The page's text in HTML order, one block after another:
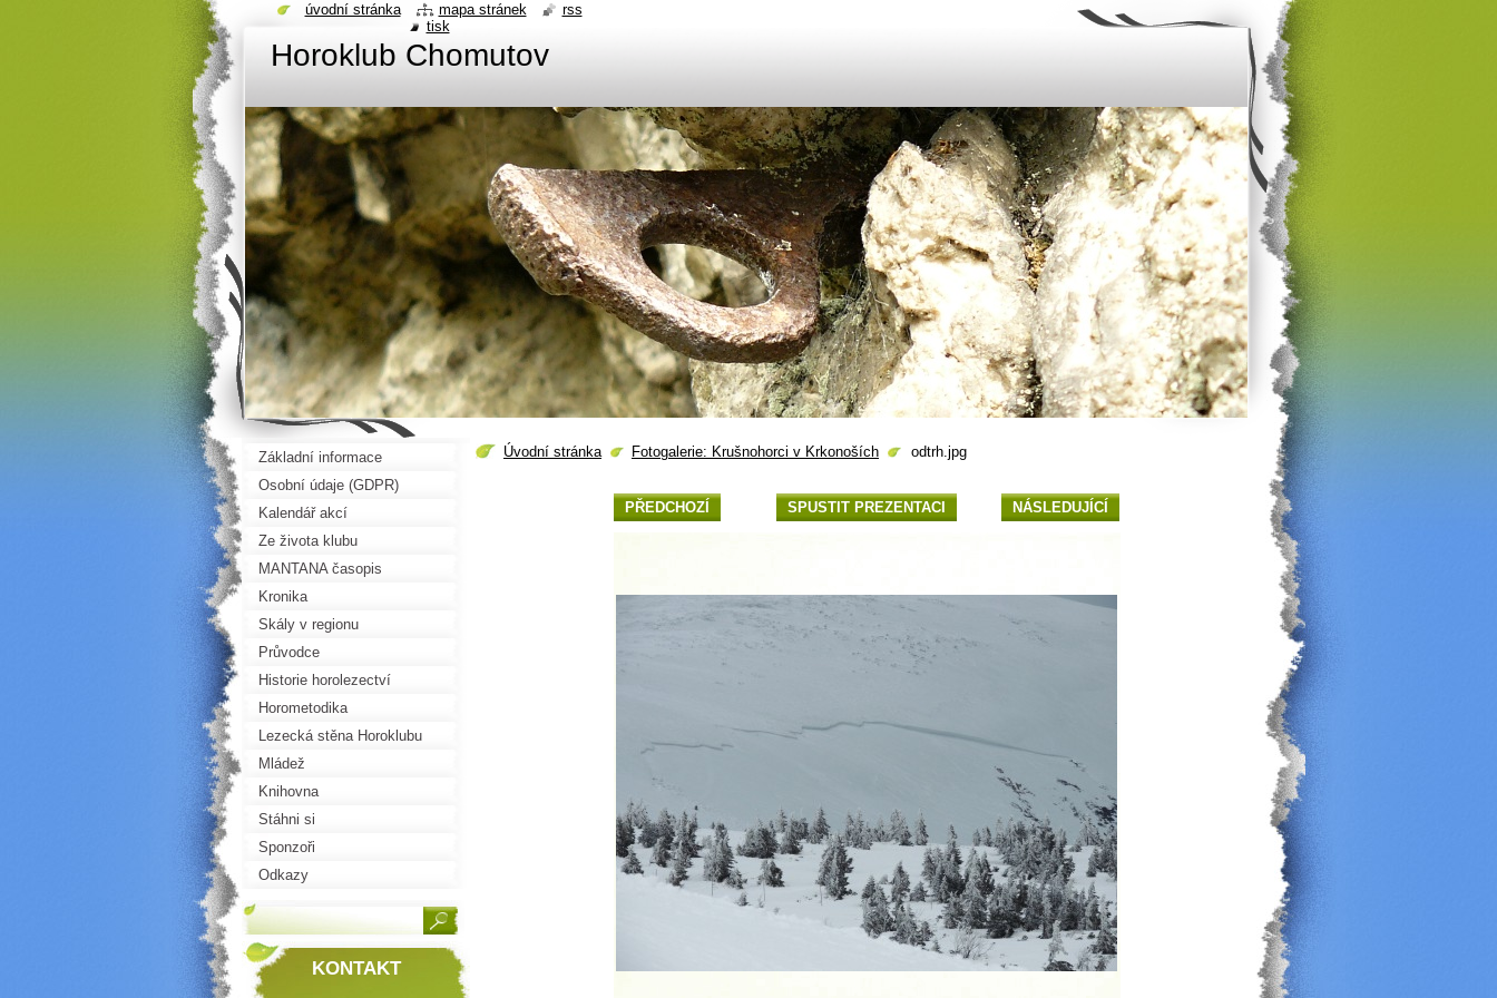
Horoklub Chomutov
Úvodní stránka Fotogalerie: Krušnohorci v Krkonoších odtrh.jpg
PŘEDCHOZÍ SPUSTIT PREZENTACI NÁSLEDUJÍCÍ
Základní informace
Osobní údaje (GDPR)
Kalendář akcí
Ze života klubu
MANTANA časopis
Kronika
Skály v regionu
Průvodce
Historie horolezectví
Horometodika
Lezecká stěna Horoklubu
Mládež
Knihovna
Stáhni si
Sponzoři
Odkazy
KONTAKT
úvodní stránka mapa stránek
rss
tisk